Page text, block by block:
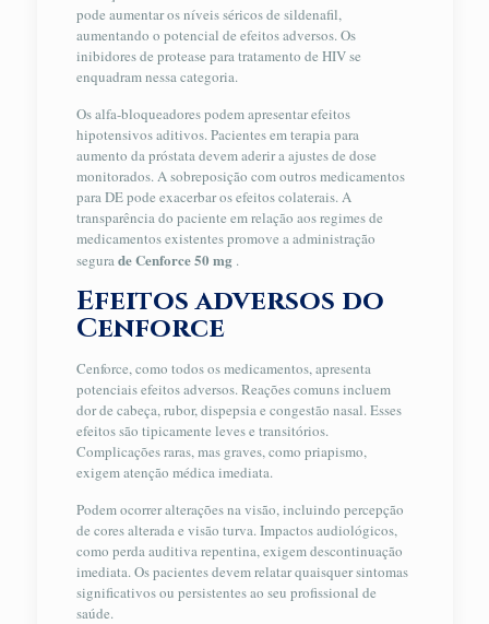
pode aumentar os níveis séricos de sildenafil,
aumentando o potencial de efeitos adversos. Os
inibidores de protease para tratamento de HIV se
enquadram nessa categoria.
Os alfa-bloqueadores podem apresentar efeitos
hipotensivos aditivos. Pacientes em terapia para
aumento da próstata devem aderir a ajustes de dose
monitorados. A sobreposição com outros medicamentos
para DE pode exacerbar os efeitos colaterais. A
transparência do paciente em relação aos regimes de
medicamentos existentes promove a administração
segurade Cenforce 50 mg.
Efeitos adversos do
Cenforce
Cenforce, como todos os medicamentos, apresenta
potenciais efeitos adversos. Reações comuns incluem
dor de cabeça, rubor, dispepsia e congestão nasal. Esses
efeitos são tipicamente leves e transitórios.
Complicações raras, mas graves, como priapismo,
exigem atenção médica imediata.
Podem ocorrer alterações na visão, incluindo percepção
de cores alterada e visão turva. Impactos audiológicos,
como perda auditiva repentina, exigem descontinuação
imediata. Os pacientes devem relatar quaisquer sintomas
significativos ou persistentes ao seu profissional de
saúde.